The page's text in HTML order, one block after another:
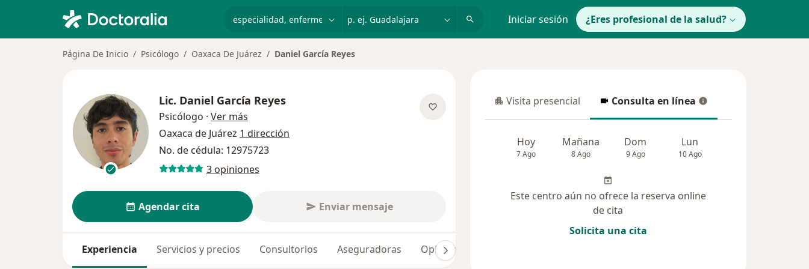
Iniciar sesión ¿Eres profesional de la salud?
Página De Inicio Psicólogo Oaxaca De Juárez Daniel García Reyes
Lic. Daniel García Reyes
Psicólogo · Ver más
Oaxaca de Juárez 1 dirección
No. de cédula: 12975723
3 opiniones
Agendar cita Enviar mensaje
Experiencia Servicios y precios Consultorios Aseguradoras Opiniones (3)
Visita presencial
Visita presencial Consulta en línea
Consulta en línea
Hoy
7 Ago
Mañana
8 Ago
Dom
9 Ago
Lun
10 Ago
Este centro aún no ofrece la reserva online
de cita
Solicita una cita